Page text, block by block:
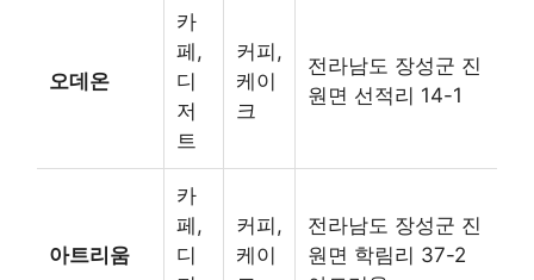
오데온
카
페,
디
저
트
커피,
케이
크
전라남도 장성군 진
원면 선적리 14-1
아트리움
카
페,
디
커피,
케이
전라남도 장성군 진
원면 학림리 37-2